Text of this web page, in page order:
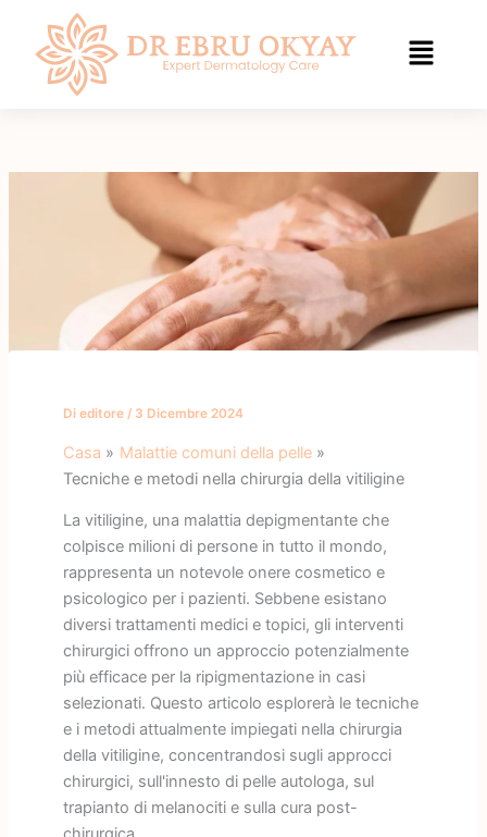
contenuto
Di editore / 3 Dicembre 2024
Casa
Malattie comuni della pelle
Tecniche e metodi nella chirurgia della vitiligine
La vitiligine, una malattia depigmentante che
colpisce milioni di persone in tutto il mondo,
rappresenta un notevole onere cosmetico e
psicologico per i pazienti. Sebbene esistano
diversi trattamenti medici e topici, gli interventi
chirurgici offrono un approccio potenzialmente
più efficace per la ripigmentazione in casi
selezionati. Questo articolo esplorerà le tecniche
e i metodi attualmente impiegati nella chirurgia
della vitiligine, concentrandosi sugli approcci
chirurgici, sull'innesto di pelle autologa, sul
trapianto di melanociti e sulla cura post-